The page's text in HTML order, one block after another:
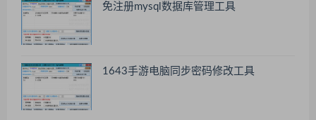
免注册mysql数据库管理工具
1643手游电脑同步密码修改工具